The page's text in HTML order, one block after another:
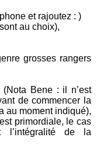
et rajoutez : )
au choix),
grosses rangers
Bene : il n’est
de commencer la
au moment indiqué),
primordiale, le cas
l’intégralité de la